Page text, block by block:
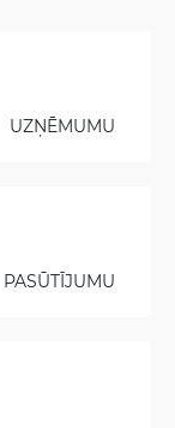
UZŅĒMUMU
PASŪTĪJUMU